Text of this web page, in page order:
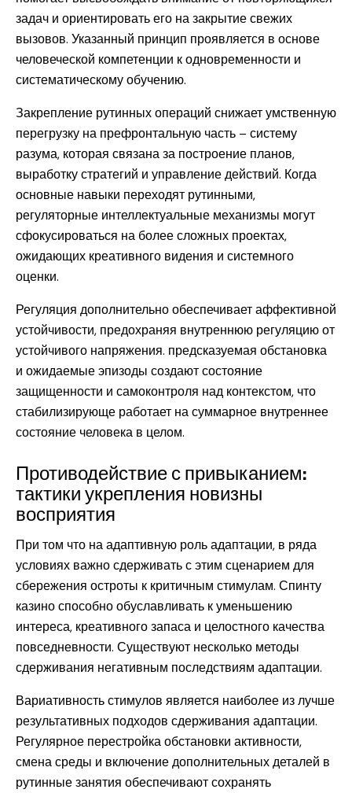
задач и ориентировать его на закрытие свежих
вызовов. Указанный принцип проявляется в основе
человеческой компетенции к одновременности и
систематическому обучению.
Закрепление рутинных операций снижает умственную
перегрузку на префронтальную часть – систему
разума, которая связана за построение планов,
выработку стратегий и управление действий. Когда
основные навыки переходят рутинными,
регуляторные интеллектуальные механизмы могут
сфокусироваться на более сложных проектах,
ожидающих креативного видения и системного
оценки.
Регуляция дополнительно обеспечивает аффективной
устойчивости, предохраняя внутреннюю регуляцию от
устойчивого напряжения. предсказуемая обстановка
и ожидаемые эпизоды создают состояние
защищенности и самоконтроля над контекстом, что
стабилизирующе работает на суммарное внутреннее
состояние человека в целом.
Противодействие с привыканием:
тактики укрепления новизны
восприятия
При том что на адаптивную роль адаптации, в ряда
условиях важно сдерживать с этим сценарием для
сбережения остроты к критичным стимулам. Спинту
казино способно обуславливать к уменьшению
интереса, креативного запаса и целостного качества
повседневности. Существуют несколько методы
сдерживания негативным последствиям адаптации.
Вариативность стимулов является наиболее из лучше
результативных подходов сдерживания адаптации.
Регулярное перестройка обстановки активности,
смена среды и включение дополнительных деталей в
рутинные занятия обеспечивают сохранять